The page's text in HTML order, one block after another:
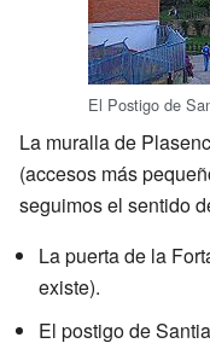
El Postigo de
La muralla de
(accesos más
seguimos el sentido
La puerta de la
existe).
El postigo de